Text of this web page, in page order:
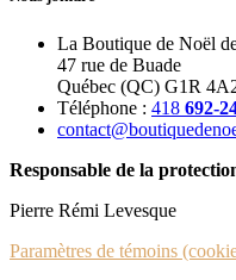
La Boutique de Noël
47 rue de Buade
Québec (QC) G1R
Téléphone : 418 692-
Responsable de la
Pierre Rémi Levesque
Paramètres de témoins